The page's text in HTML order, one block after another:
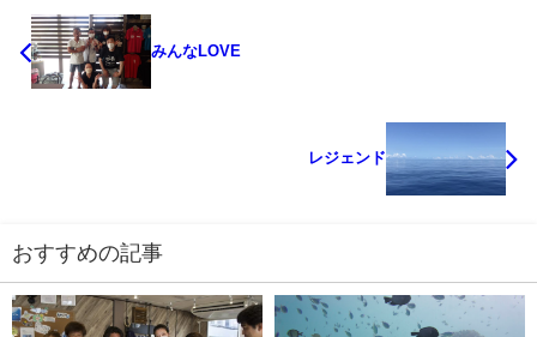
みんなLOVE
レジェンド
おすすめの記事